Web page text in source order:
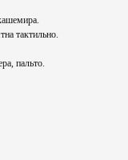
тактильно.
пальто.